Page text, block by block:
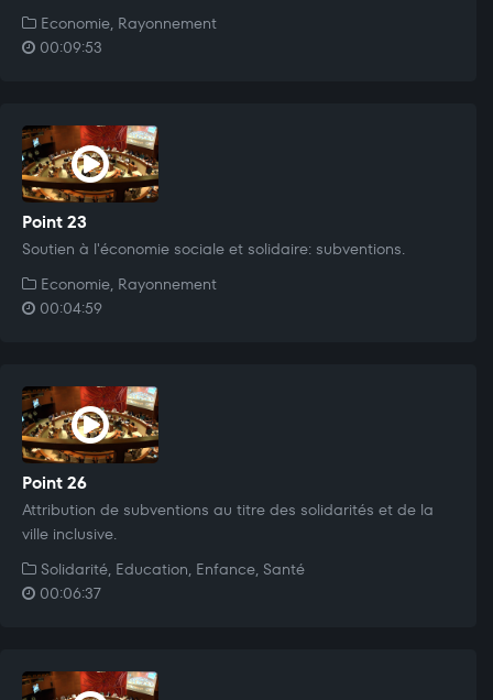
Economie, Rayonnement
00:09:53
Point 23
Soutien à l'économie sociale et solidaire: subventions.
Economie, Rayonnement
00:04:59
Point 26
Attribution de subventions au titre des solidarités et de la
ville inclusive.
Solidarité, Education, Enfance, Santé
00:06:37